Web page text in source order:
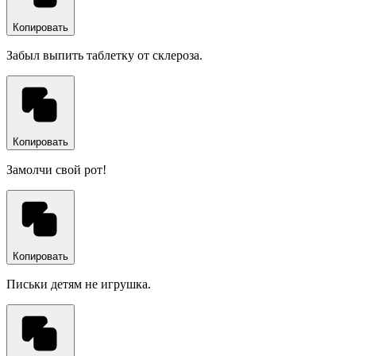
Копировать
Забыл выпить таблетку от склероза.
Копировать
Замолчи свой рот!
Копировать
Письки детям не игрушка.